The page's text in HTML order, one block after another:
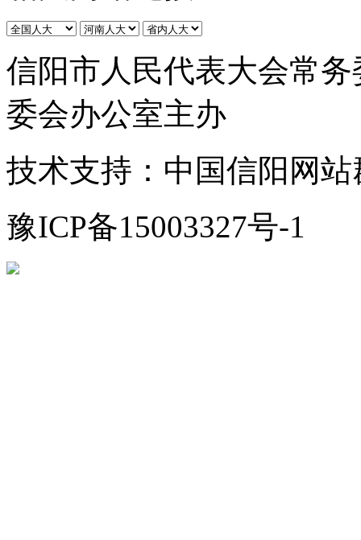
信阳市人民代表大会常
委会办公室主办
技术支持：中国信阳网
豫ICP备15003327号-1